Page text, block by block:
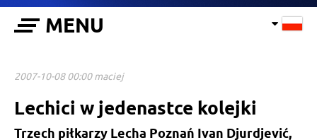
MENU
2007-10-08 00:00 maciej
Lechici w jedenastce kolejki
Trzech piłkarzy Lecha Poznań Ivan Djurdjević,